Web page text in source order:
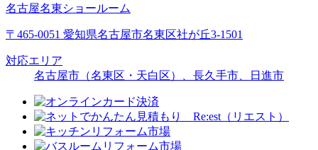
名古屋名東ショールーム
〒465-0051 愛知県名古屋市名東区社が丘3-1501
対応エリア
名古屋市（名東区・天白区）、長久手市、日進市